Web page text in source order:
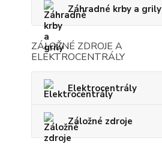
Záhradné krby a grily
ZÁLOŽNÉ ZDROJE A
ELEKTROCENTRÁLY
Elektrocentrály
Záložné zdroje